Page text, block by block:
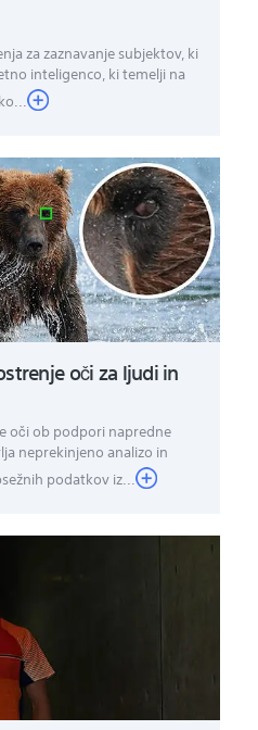
za zaznavanje subjektov, ki
inteligenco, ki temelji na
oči za ljudi in
oči ob podpori napredne
neprekinjeno analizo in
podatkov iz...